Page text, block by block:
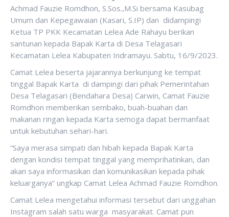
Achmad Fauzie Romdhon, S.Sos.,M.Si bersama Kasubag
Umum dan Kepegawaian (Kasari, S.IP) dan didampingi
Ketua TP PKK Kecamatan Lelea Ade Rahayu berikan
santunan kepada Bapak Karta di Desa Telagasari
Kecamatan Lelea Kabupaten Indramayu. Sabtu, 16/9/2023.
Camat Lelea beserta jajarannya berkunjung ke tempat
tinggal Bapak Karta di dampingi dari pihak Pemerintahan
Desa Telagasari (Bendahara Desa) Carwin, Camat Fauzie
Romdhon memberikan sembako, buah-buahan dan
makanan ringan kepada Karta semoga dapat bermanfaat
untuk kebutuhan sehari-hari.
“Saya merasa simpati dan hibah kepada Bapak Karta
dengan kondisi tempat tinggal yang memprihatinkan, dan
akan saya informasikan dan komunikasikan kepada pihak
keluarganya” ungkap Camat Lelea Achmad Fauzie Romdhon.
Camat Lelea mengetahui informasi tersebut dari unggahan
Instagram salah satu warga masyarakat. Camat pun